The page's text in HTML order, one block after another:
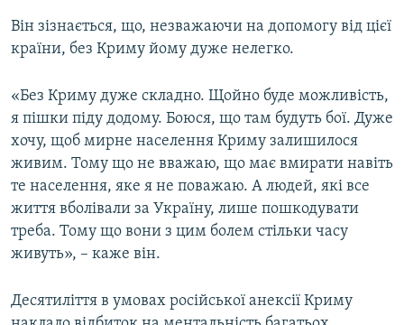
Він зізнається, що, незважаючи на допомогу від цієї
країни, без Криму йому дуже нелегко.
«Без Криму дуже складно. Щойно буде можливість,
я пішки піду додому. Боюся, що там будуть бої. Дуже
хочу, щоб мирне населення Криму залишилося
живим. Тому що не вважаю, що має вмирати навіть
те населення, яке я не поважаю. А людей, які все
життя вболівали за Україну, лише пошкодувати
треба. Тому що вони з цим болем стільки часу
живуть», – каже він.
Десятиліття в умовах російської анексії Криму